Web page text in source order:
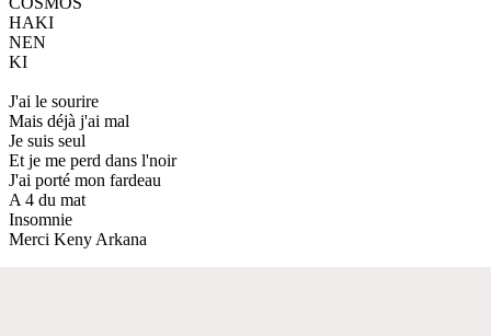
HAKI
NEN
KI
J'ai le sourire
Mais déjà j'ai mal
Je suis seul
Et je me perd dans l'noir
J'ai porté mon fardeau
A 4 du mat
Insomnie
Merci Keny Arkana